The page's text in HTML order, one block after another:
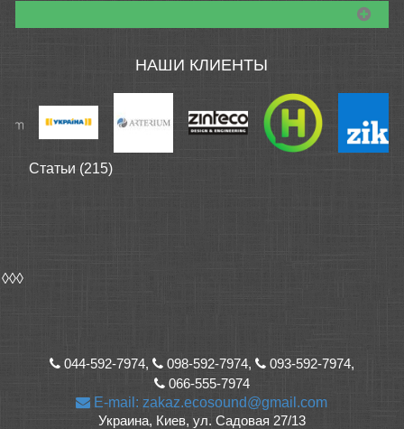
НАШИ КЛИЕНТЫ
Статьи (215)
◊◊◊
044-592-7974, 098-592-7974,
093-592-7974,
066-555-7974
E-mail: zakaz.ecosound@gmail.com
Украина, Киев, ул. Садовая 27/13